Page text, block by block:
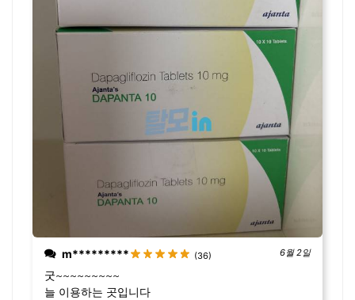
m********* (36) 6월 2일
굿~~~~~~~~~
늘 이용하는 곳입니다